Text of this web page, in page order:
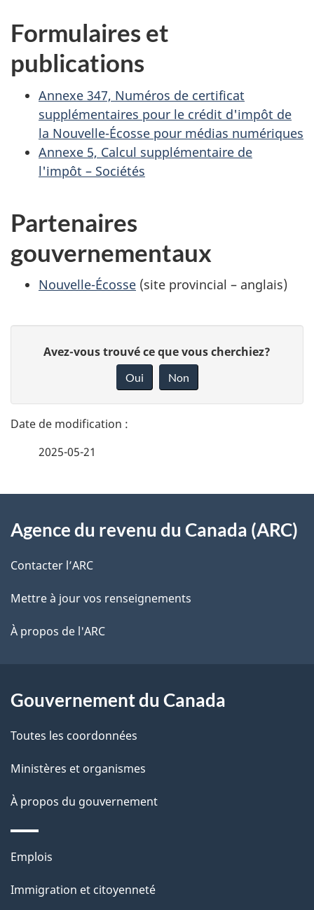
Formulaires et
publications
Annexe 347, Numéros de certificat
supplémentaires pour le crédit d'impôt de
la Nouvelle-Écosse pour médias numériques
Annexe 5, Calcul supplémentaire de
l'impôt – Sociétés
Partenaires
gouvernementaux
Nouvelle-Écosse (site provincial – anglais)
t
a
l
s
l
a
a
g
e
n
o
t
r
e
é
t
a
t
i
n
s
u
r
c
Avez-vous trouvé ce que vous cherchiez?
Oui Non
2025-05-21
propos
de
ce
site
Agence du revenu du Canada (ARC)
Contacter l’ARC
Mettre à jour vos renseignements
À propos de l'ARC
Gouvernement du Canada
Toutes les coordonnées
Ministères et organismes
À propos du gouvernement
Thèmes
sujets
Emplois
Immigration et citoyenneté